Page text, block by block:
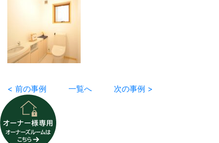
< 前の事例 一覧へ 次の事例 >